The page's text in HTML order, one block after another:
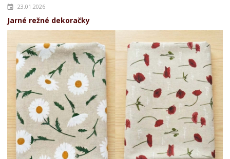
23.01.2026
Jarné režné dekoračky